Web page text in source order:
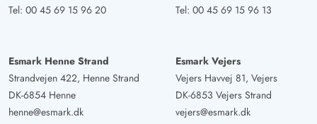
Tel: 00 45 69 15 96 20
Tel: 00 45 69 15 96 13
Esmark Henne Strand
Strandvejen 422, Henne Strand
DK-6854 Henne
henne@esmark.dk
Esmark Vejers
Vejers Havvej 81, Vejers
DK-6853 Vejers Strand
vejers@esmark.dk